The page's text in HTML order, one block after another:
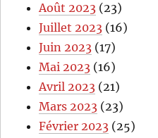
Août 2023 (23)
Juillet 2023 (16)
Juin 2023 (17)
Mai 2023 (16)
Avril 2023 (21)
Mars 2023 (23)
Février 2023 (25)